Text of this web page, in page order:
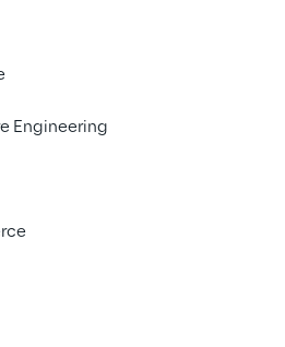
Engineering
Management